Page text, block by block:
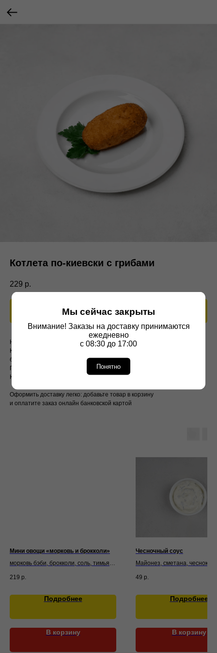
Котлета по-киевски с грибами
229 р.
В корзину
Новый вкус классики!
Котлета по-киевски, дополненная ароматными грибами, что придаёт
блюду особый аромат и новый вкусовой оттенок.
Порция: 150 г.
Ккал: 105
Оформить доставку легко: добавьте товар в корзину
и оплатите заказ онлайн банковской картой
Мини овощи «морковь и брокколи»
морковь бэби, брокколи, соль, тимьян,
219 р.
Подробнее
В корзину
Чесночный соус
Майонез, сметана, чеснок,
49 р.
Подробнее
В корзину
Мы сейчас закрыты
Внимание! Заказы на доставку принимаются
ежедневно
с 08:30 до 17:00
Понятно